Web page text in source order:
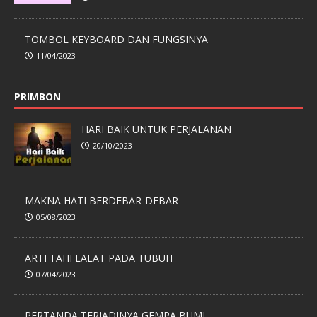
TOMBOL KEYBOARD DAN FUNGSINYA
11/04/2023
PRIMBON
HARI BAIK UNTUK PERJALANAN
20/10/2023
MAKNA HATI BERDEBAR-DEBAR
05/08/2023
ARTI TAHI LALAT PADA TUBUH
07/04/2023